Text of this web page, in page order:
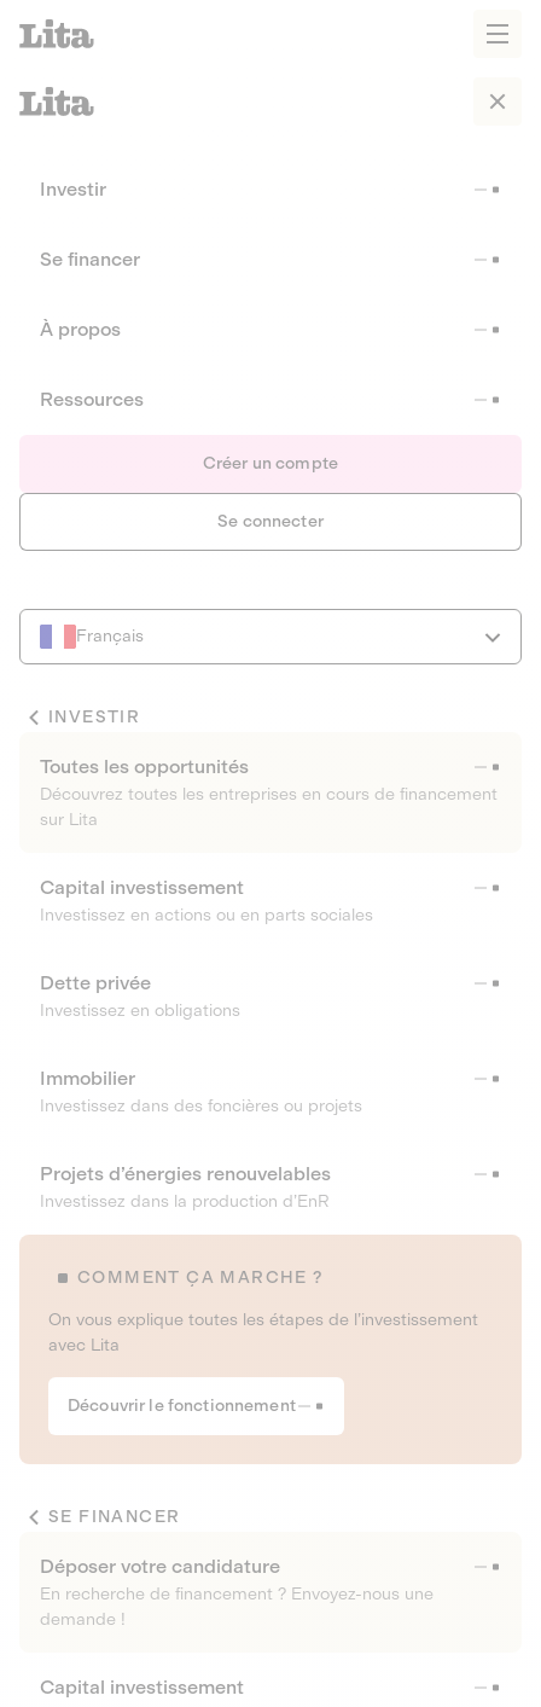
Investir
Se financer
À propos
Ressources
Créer un compte
Se connecter
Français
INVESTIR
Toutes les opportunités
Découvrez toutes les entreprises en cours de financement
sur Lita
Capital investissement
Investissez en actions ou en parts sociales
Dette privée
Investissez en obligations
Immobilier
Investissez dans des foncières ou projets
Projets d’énergies renouvelables
Investissez dans la production d’EnR
COMMENT ÇA MARCHE ?
On vous explique toutes les étapes de l’investissement
avec Lita
Découvrir le fonctionnement
SE FINANCER
Déposer votre candidature
En recherche de financement ? Envoyez-nous une
demande !
Capital investissement